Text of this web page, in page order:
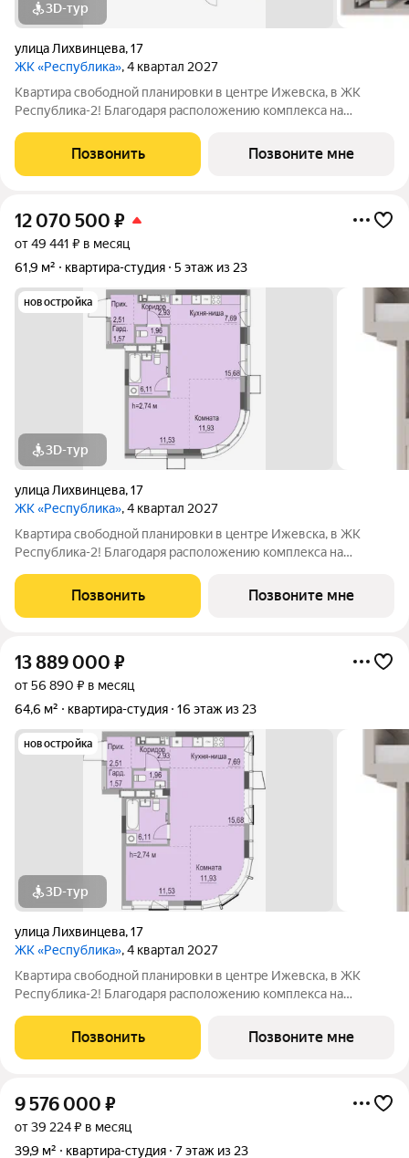
3D-тур
улица Лихвинцева,17
ЖК «Республика», 4 квартал 2027
Квартира свободной планировки в центре Ижевска, в ЖК
Республика-2! Благодаря расположению комплекса на
настоящему невероятными видовыми характеристиками. Из
окон квартир будут открываться
Позвонить Позвоните мне
12 070 500 ₽
от 49 441 ₽ в месяц
61,9 м²
квартира-студия 5 этаж из 23
новостройка
3D-тур
улица Лихвинцева,17
ЖК «Республика», 4 квартал 2027
Квартира свободной планировки в центре Ижевска, в ЖК
Республика-2! Благодаря расположению комплекса на
настоящему невероятными видовыми характеристиками. Из
окон квартир будут открываться
Позвонить Позвоните мне
13 889 000 ₽
от 56 890 ₽ в месяц
64,6 м²
квартира-студия 16 этаж из 23
новостройка
3D-тур
улица Лихвинцева,17
ЖК «Республика», 4 квартал 2027
Квартира свободной планировки в центре Ижевска, в ЖК
Республика-2! Благодаря расположению комплекса на
настоящему невероятными видовыми характеристиками. Из
окон квартир будут открываться
Позвонить Позвоните мне
9 576 000 ₽
от 39 224 ₽ в месяц
39,9 м²
квартира-студия 7 этаж из 23